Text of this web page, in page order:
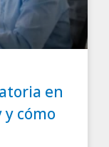
en
y cómo